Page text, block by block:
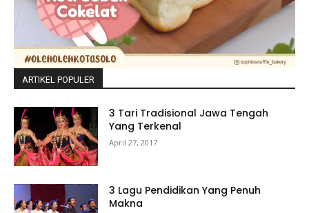
ARTIKEL POPULER
3 Tari Tradisional Jawa Tengah
Yang Terkenal
April 27, 2017
3 Lagu Pendidikan Yang Penuh
Makna